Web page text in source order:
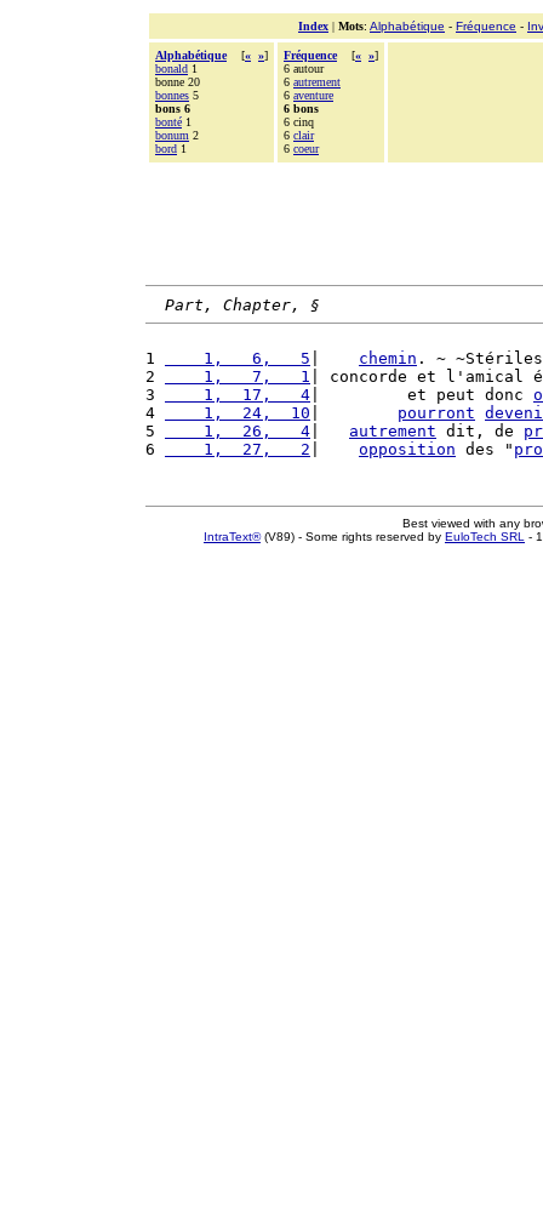
Index | Mots: Alphabétique - Fréquence -
Alphabétique [« »]
bonald 1
bonne 20
bonnes 5
bons 6
bonté 1
bonum 2
bord 1
Fréquence [« »]
6 autour
6 autrement
6 aventure
6 bons
6 cinq
6 clair
6 coeur
Part, Chapter, §
1
    1,   6,   5
chemin . ~
2
    1,   7,   1
| concorde et l'amical
3
    1,  17,   4
|         et peut donc
4
    1,  24,  10
pourront
5
    1,  26,   4
autrement dit, de
6
    1,  27,   2
opposition des "
Best viewed with any
IntraText®(V89) - Some rights reserved by EuloTech SRL -